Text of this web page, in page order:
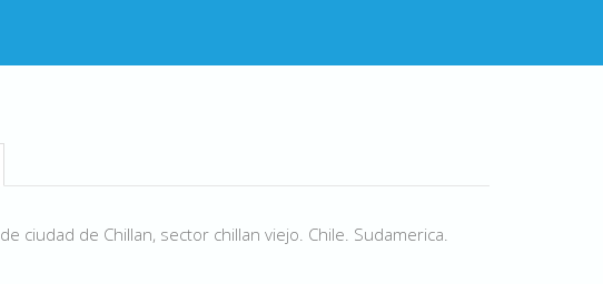
ciudad de Chillan, sector chillan viejo. Chile. Sudamerica.